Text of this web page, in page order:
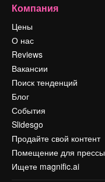
Компания
Цены
О нас
Reviews
Вакансии
Поиск тенденций
Блог
События
Slidesgo
Продайте свой контент
Помещение для прессы
Ищете magnific.ai